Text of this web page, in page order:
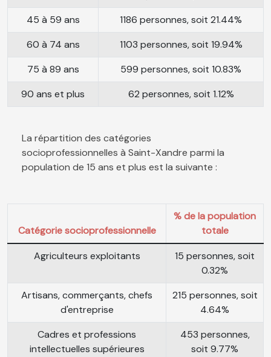
45 à 59 ans
1186 personnes, soit 21.44%
60 à 74 ans
1103 personnes, soit 19.94%
75 à 89 ans
599 personnes, soit 10.83%
90 ans et plus
62 personnes, soit 1.12%
La répartition des catégories
socioprofessionnelles à Saint-Xandre parmi la
population de 15 ans et plus est la suivante :
Catégorie socioprofessionnelle
% de la population
totale
Agriculteurs exploitants
15 personnes, soit
0.32%
Artisans, commerçants, chefs
d'entreprise
215 personnes, soit
4.64%
Cadres et professions
intellectuelles supérieures
453 personnes,
soit 9.77%